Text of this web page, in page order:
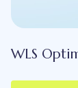
WLS